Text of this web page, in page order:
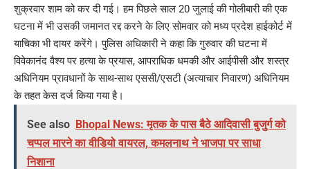
शुक्रवार शाम को कर दी गई। हम पिछले साल 20 जुलाई की गोलीबारी की एक
घटना में भी उसकी जमानत रद्द करने के लिए सोमवार को मध्य प्रदेश हाईकोर्ट में
याचिका भी दायर करेंगे। पुलिस अधिकारी ने कहा कि गुरुवार की घटना में
विवेकानंद वैश्य पर हत्या के प्रयास, आपराधिक धमकी और आईपीसी और शस्त्र
अधिनियम प्रावधानों के साथ-साथ एससी/एसटी (अत्याचार निवारण) अधिनियम
के तहत केस दर्ज किया गया है।
See also Bhopal News: मृतक के पास बैठे आदिवासी बुजुर्ग को
चप्पल मारने का वीडियो वायरल, कमलनाथ ने भाजपा पर साधा
निशाना